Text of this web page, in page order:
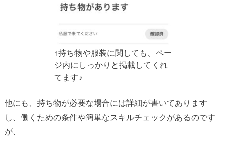
↑持ち物や服装に関しても、ペー
ジ内にしっかりと掲載してくれ
てます♪
他にも、持ち物が必要な場合には詳細が書いてあります
し、働くための条件や簡単なスキルチェックがあるのです
が、